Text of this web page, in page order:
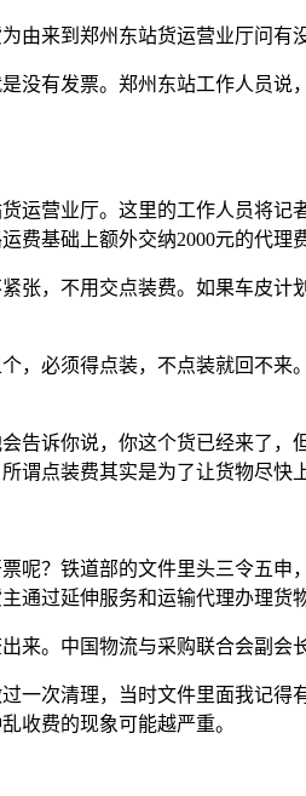
由来到郑州东站货运营业厅问
没有发票。郑州东站工作人员
运营业厅。这里的工作人员将
费基础上额外交纳2000元的代
张，不用交点装费。如果车皮
，必须得点装，不点装就回不
告诉你说，你这个货已经来了
谓点装费其实是为了让货物尽快
呢？铁道部的文件里头三令五
通过延伸服务和运输代理办理
来。中国物流与采购联合会副会
一次清理，当时文件里面我记
收费的现象可能越严重。